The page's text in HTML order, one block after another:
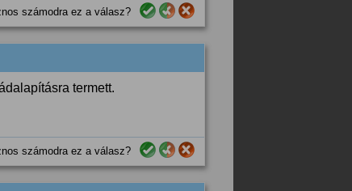
számodra ez a válasz?
termett.
számodra ez a válasz?